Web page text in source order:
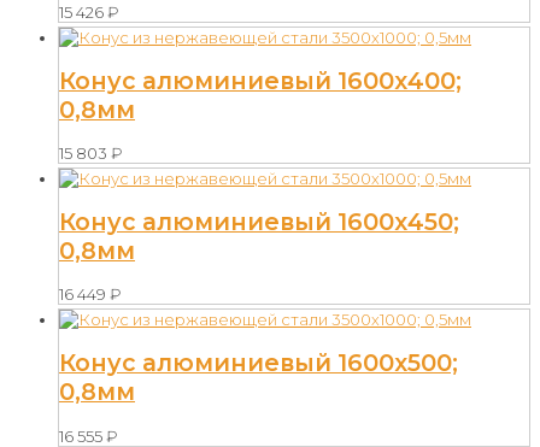
15 426₽
Конус алюминиевый 1600х400;
0,8мм
15 803 ₽
Конус алюминиевый 1600х450;
0,8мм
16 449 ₽
Конус алюминиевый 1600х500;
0,8мм
16 555₽